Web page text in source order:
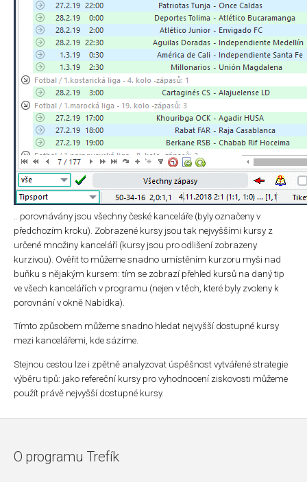
.. porovnávány jsou všechny české kanceláře (byly označeny v
předchozím kroku). Zobrazené kursy jsou tak nejvyššími kursy z
určené množiny kanceláří (kursy jsou pro odlišení zobrazeny
kurzivou). Ověřit to můžeme snadno umístěním kurzoru myši nad
buňku s nějakým kursem: tím se zobrazí přehled kursů na daný tip
ve všech kancelářích v programu (nejen v těch, které byly zvoleny k
porovnání v okně Nabídka).
Tímto způsobem můžeme snadno hledat nejvyšší dostupné kursy
mezi kancelářemi, kde sázíme.
Stejnou cestou lze i zpětně analyzovat úspěšnost vytvářené strategie
výběru tipů: jako refereční kursy pro vyhodnocení ziskovosti můžeme
použít právě nejvyšší dostupné kursy.
O programu Trefík